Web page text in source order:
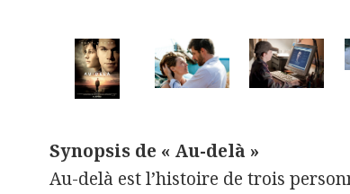
Synopsis de « Au-delà »
Au-delà est l’histoire de trois